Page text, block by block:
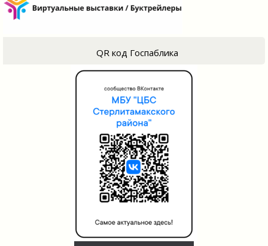
QR код Госпаблика